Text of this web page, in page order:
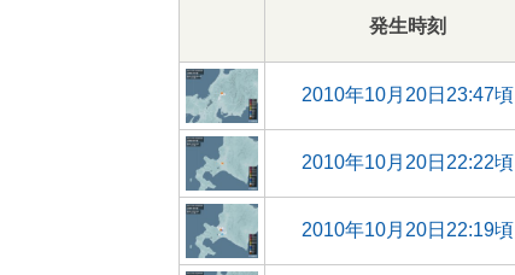
発生時刻
2010年10月20日23:47頃
2010年10月20日22:22頃
2010年10月20日22:19頃